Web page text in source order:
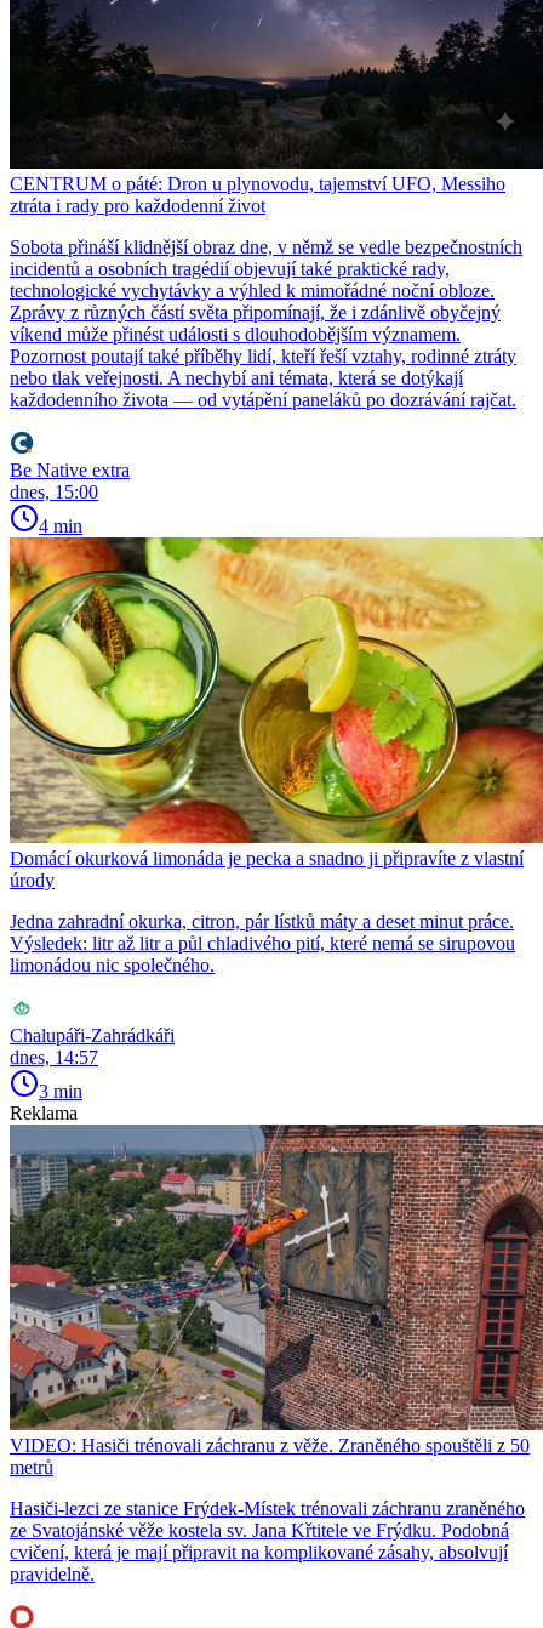
CENTRUM o páté: Dron u plynovodu, tajemství UFO, Messiho
ztráta i rady pro každodenní život
Sobota přináší klidnější obraz dne, v němž se vedle bezpečnostních
incidentů a osobních tragédií objevují také praktické rady,
technologické vychytávky a výhled k mimořádné noční obloze.
Zprávy z různých částí světa připomínají, že i zdánlivě obyčejný
víkend může přinést události s dlouhodobějším významem.
Pozornost poutají také příběhy lidí, kteří řeší vztahy, rodinné ztráty
nebo tlak veřejnosti. A nechybí ani témata, která se dotýkají
každodenního života — od vytápění paneláků po dozrávání rajčat.
Be Native extra
dnes, 15:00
4 min
Domácí okurková limonáda je pecka a snadno ji připravíte z vlastní
úrody
Jedna zahradní okurka, citron, pár lístků máty a deset minut práce.
Výsledek: litr až litr a půl chladivého pití, které nemá se sirupovou
limonádou nic společného.
Chalupáři-Zahrádkáři
dnes, 14:57
3 min
Reklama
VIDEO: Hasiči trénovali záchranu z věže. Zraněného spouštěli z 50
metrů
Hasiči-lezci ze stanice Frýdek-Místek trénovali záchranu zraněného
ze Svatojánské věže kostela sv. Jana Křtitele ve Frýdku. Podobná
cvičení, která je mají připravit na komplikované zásahy, absolvují
pravidelně.